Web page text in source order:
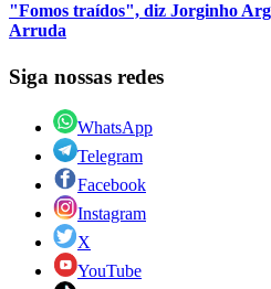
"Fomos traídos", diz Jorginho
Arruda
Siga nossas redes
WhatsApp
Telegram
Facebook
Instagram
X
YouTube